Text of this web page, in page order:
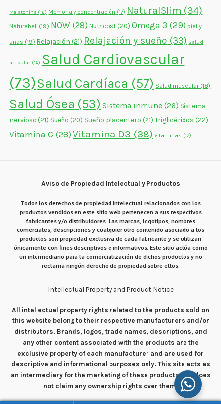
Melatonina (16) Memoria y concentración (17) NaturalSlim (34)
Naturebell (19) NOW (28) Nutricost (20) Omega 3 (29) piel y
uñas (19) Relajación (21) Relajación y sueño (33) Salud
articular (16) Salud Cardiovascular
(73)Salud Cardíaca (57) Salud muscular(18)
Salud Ósea (53) Sistema inmune (26) Sistema
nervioso (21) Sueño (20) Sueño placentero (21) Triglicéridos (22)
Vitamina C (28) Vitamina D3 (38) Vitaminas (17)
Aviso de Propiedad Intelectual y Productos
Todos los derechos de propiedad intelectual relacionados con los
productos vendidos en este sitio web pertenecen a sus respectivos
fabricantes y/o distribuidores. Las marcas, logotipos, nombres
comerciales, descripciones y cualquier otro contenido asociado a los
productos son propiedad exclusiva de cada fabricante y se utilizan
únicamente con fines descriptivos e informativos. Este sitio actúa como
un intermediario para la comercialización de dichos productos y no
reclama ningún derecho de propiedad sobre ellos.
Intellectual Property and Product Notice
All intellectual property rights related to the products sold on
this website belong to their respective manufacturers and/or
distributors. Brands, logos, trade names, descriptions, and
any other content associated with the products are the
exclusive property of each manufacturer and are used for
descriptive and informational purposes only. This site acts as
an intermediary for the marketing of these products and does
not claim any ownership rights over them.